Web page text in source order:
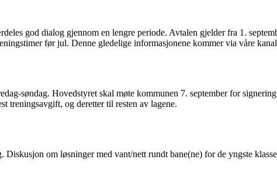
god dialog gjennom en lengre periode. Avtalen gjelder fra 1.
før jul. Denne gledelige informasjonene kommer via våre
søndag. Hovedstyret skal møte kommunen 7. september for
treningsavgift, og deretter til resten av lagene.
om løsninger med vant/nett rundt bane(ne) for de yngste